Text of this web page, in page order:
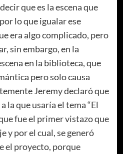
que es la escena que
lo que igualar ese
era algo complicado, pero
sin embargo, en la
en la biblioteca, que
pero solo causa
Jeremy declaró que
la que usaría el tema “El
fue el primer vistazo que
y por el cual, se generó
el proyecto, porque